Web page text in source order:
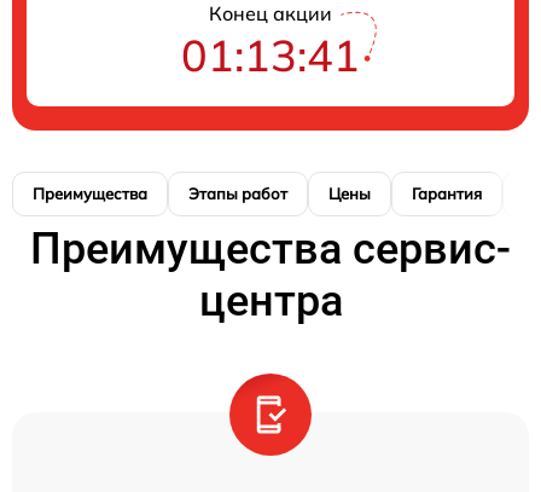
Конец акции
01:13:40
Преимущества Этапы работ Цены Гарантия
Преимущества сервис-
центра